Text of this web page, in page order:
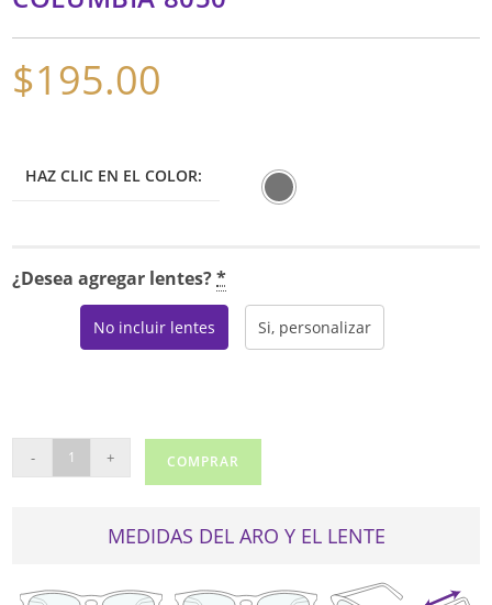
$195.00
HAZ CLIC EN EL COLOR:
¿Desea agregar lentes?*
No incluir lentes Si, personalizar
COLUMBIA
8050
- + COMPRAR
MEDIDAS DEL ARO Y EL LENTE